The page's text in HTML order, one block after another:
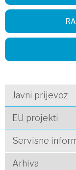
Javni prijevoz
EU projekti
Servisne
Arhiva